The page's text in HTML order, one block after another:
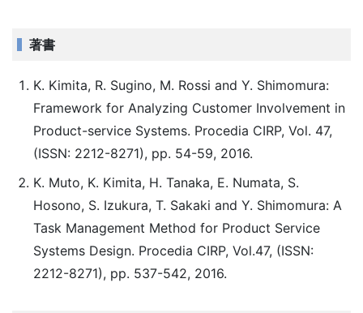
著書
K. Kimita, R. Sugino, M. Rossi and Y. Shimomura:
Framework for Analyzing Customer Involvement in
Product-service Systems. Procedia CIRP, Vol. 47,
(ISSN: 2212-8271), pp. 54-59, 2016.
K. Muto, K. Kimita, H. Tanaka, E. Numata, S.
Hosono, S. Izukura, T. Sakaki and Y. Shimomura: A
Task Management Method for Product Service
Systems Design. Procedia CIRP, Vol.47, (ISSN:
2212-8271), pp. 537-542, 2016.